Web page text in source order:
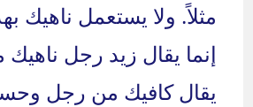
مثلاً. ولا يستعمل ناهيك
إنما يقال زيد رجل
يقال كافيك من رجل